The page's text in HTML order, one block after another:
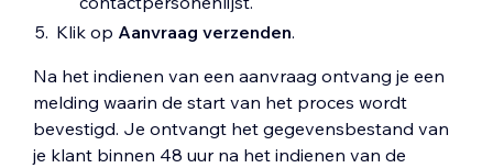
Klik op Aanvraag verzenden.
Na het indienen van een aanvraag ontvang je een
melding waarin de start van het proces wordt
bevestigd. Je ontvangt het gegevensbestand van
je klant binnen 48 uur na het indienen van de